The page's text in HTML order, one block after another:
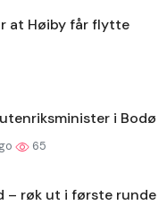
at Høiby får flytte
i Bodø
65
– røk ut i første runde